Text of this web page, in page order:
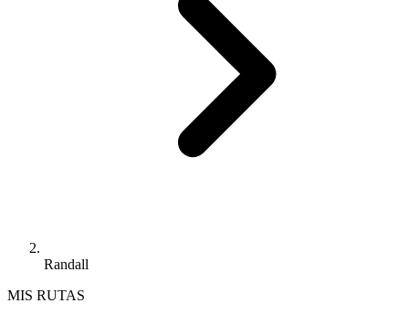
Randall
MIS RUTAS